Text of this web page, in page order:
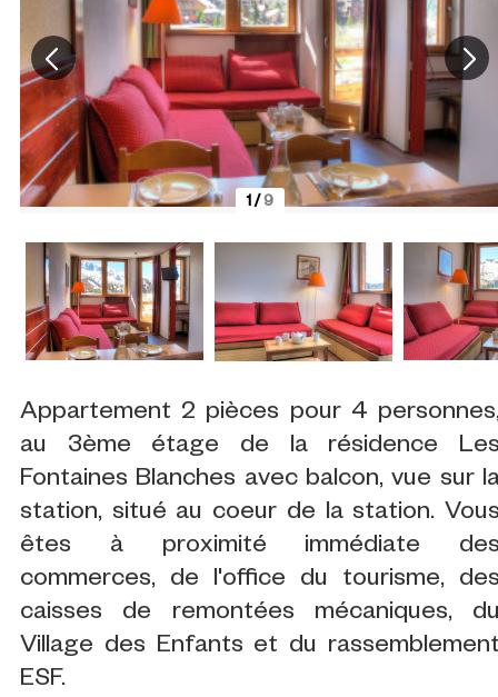
1/9
Appartement 2 pièces pour 4
au 3ème étage de la résidence
Fontaines Blanches avec balcon, vue sur
station, situé au coeur de la station.
êtes à proximité immédiate
commerces, de l'office du tourisme,
caisses de remontées mécaniques,
Village des Enfants et du
ESF.